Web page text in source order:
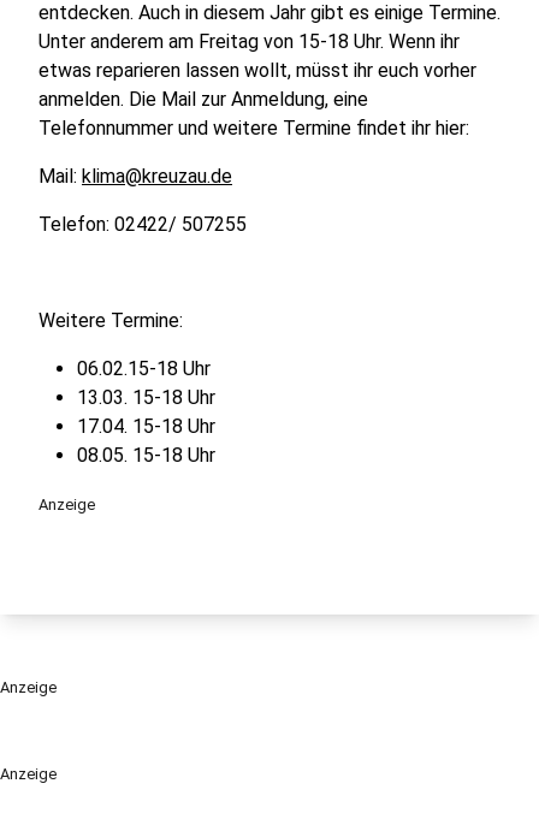
Anzeige
entdecken. Auch in diesem Jahr gibt es einige Termine.
Unter anderem am Freitag von 15-18 Uhr. Wenn ihr
etwas reparieren lassen wollt, müsst ihr euch vorher
anmelden. Die Mail zur Anmeldung, eine
Telefonnummer und weitere Termine findet ihr hier:
Mail: klima@kreuzau.de
Telefon: 02422/ 507255
Weitere Termine:
06.02.15-18 Uhr
13.03. 15-18 Uhr
17.04. 15-18 Uhr
08.05. 15-18 Uhr
Anzeige
Anzeige